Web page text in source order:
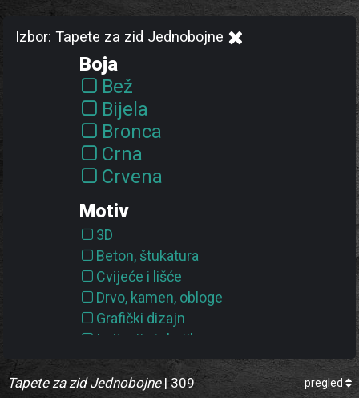
Izbor: Tapete za zid Jednobojne
Boja
Bež
Bijela
Bronca
Crna
Crvena
Krem
Ljubičasta
Metalik
Narančasta
Oker
Plava
Ružičasta
Smeđa
Motiv
3D
Beton, štukatura
Cvijeće i lišće
Drvo, kamen, obloge
Grafički dizajn
Imitacija tekstila
Jednobojne
Lišće i stabla
Tapete za zid Jednobojne | 309 pregled